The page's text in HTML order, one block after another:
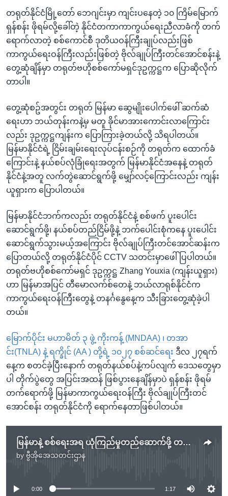
တရုတ်နိုင်ငံမြို့တော် ဘေဂျင်းမှာ ကျင်းပနေတဲ့ ၁၀ ကြိမ်မြောက်
ရှန်စန်း ဖိုရမ်လို့ခေါ်တဲ့ နိုင်ငံတကာကာကွယ်ရေးညီလာခံကို တက်
ရောက်လာတဲ့ စစ်ကောင်စီ ဒုတိယဝန်ကြီးချုပ်လည်းဖြစ်
ကာကွယ်ရေးဝန်ကြီးလည်းဖြစ်တဲ့ ဗိုလ်ချုပ်ကြီးတင်အောင်စန်းနဲ့
တွေ့ဆုံချိန်မှာ တရုတ်ဗဟိုစစ်ကော်မရှင်ဒုဥက္ကဋ္ဌက ပြောဆိုလိုက်
တာပါ။
တွေ့ဆုံစဥ်အတွင်း တရုတ် မြန်မာ ဆွေမျိုးပေါက်ဖေါ် ဆက်ဆံ
ရေးဟာ ဘယ်တုန်းကနဲ့မှ မတူ ခိုင်မာအားကောင်းလာကြောင်း
လည်း ဒုဥက္ကဋ္ဌကျန်းက ပြောကြားခဲ့တယ်လို့ သိရပါတယ်။
မြန်မာနိုင်ငံရဲ့ ငြိမ်းချမ်းရေးလုပ်ငန်းစဉ်ကို တရုတ်က ထောက်ခံ
ကြောင်းနဲ့ နယ်စပ်လုံခြုံရေးအတွက် မြန်မာနိုင်ငံအနေနဲ့ တရုတ်
နိုင်ငံနဲ့အတူ လက်တွဲဆောင်ရွက်ဖို့ မျှော်လင့်ကြောင်းလည်း ကျန်း
ယူရှားက ပြောပါတယ်။
မြန်မာနိုင်ငံဘက်ကလည်း တရုတ်နိုင်ငံနဲ့ စစ်ဖက် ပူးပေါင်း
ဆောင်ရွက်ဖို့၊ နယ်စပ်တည်ငြိမ်ဖို့နဲ့ ဘက်ပေါင်းစုံကနေ ပူးပေါင်း
ဆောင်ရွက်သွားမယ့်အကြောင်း ဗိုလ်ချုပ်ကြီးတင်အောင်ဆန်းက
ပြောတယ်လို့ တရုတ်နိုင်ငံပိုင် CCTV သတင်းမှာဖေါ်ပြပါတယ်။
တရုတ်ဗဟိုစစ်ကော်မရှင် ဒုဥက္ကဋ္ဌ Zhang Youxia (ကျန်းယူရှား)
ဟာ မြန်မာအပြင် တီမောလက်စ်တေနဲ့ ဘယ်လာရုစ်နိုင်ငံက
ကာကွယ်ရေးဝန်ကြီးတွေနဲ့ တနင်္ဂနွေနေ့က သီးခြားတွေ့ဆုံခဲ့ပါ
တယ်။
မြောက်ပိုင်း မဟာမိတ် ၃ ဖွဲ့ ကိုးကန့် (MNDAA) ၊ တအာ
င်း(TNLA) နဲ့ ရက္ခိုင် (AA ) တို့ရဲ့ ၁၀၂၇ စစ်ဆင်ရေး ဒီလ ၂၇ရက်
နေ့က စတင်ခဲ့ပြီးနောက် တရုတ်နယ်စပ်နဲ့ကပ်လျက် ဒေသတွေမှာ
ပါ တိုက်ပွဲတွေ အပြင်းအထန် ဖြစ်ပွားနေချိန်မှာပဲ ရှန်စန်း ဖိုရမ်
တက်ရောက်ဖို့ မြန်မာကာကွယ်ရေးဝန်ကြီး ဗိုလ်ချုပ်ကြီးတင်
အောင်စန်း တရုတ်နိုင်ငံကို ရောက်နေတာဖြစ်ပါတယ်။
မြန်မာနဲ့ စစ်ရေးအရ ယုံကြည်မှုတည်ဆောက်ဖို့ တရုတ်အဆင့်သင့်ရှိနေ
by ဗွီအိုအေသတင်းဌာန
No media source currently available
0:00 1:17